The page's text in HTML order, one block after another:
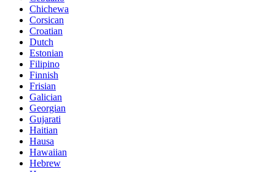
Chichewa
Corsican
Croatian
Dutch
Estonian
Filipino
Finnish
Frisian
Galician
Georgian
Gujarati
Haitian
Hausa
Hawaiian
Hebrew